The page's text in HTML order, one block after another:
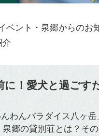
ベント・泉郷からのお
介
！愛犬と過ごす
んわんパラダイス八ヶ
泉郷の貸別荘とは？そ